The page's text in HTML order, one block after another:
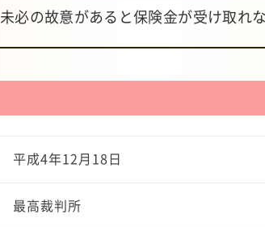
未必の故意があると保険金が受け取れ
平成4年12月18日
最高裁判所